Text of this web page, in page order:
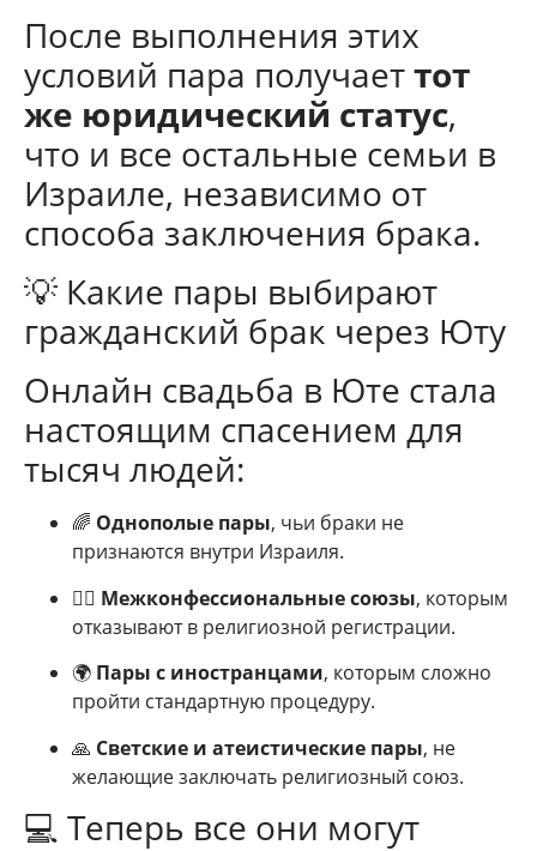
После выполнения этих
условий пара получаеттот
же юридический статус,
что и все остальные семьи в
Израиле, независимо от
способа заключения брака.
💡 Какие пары выбирают
гражданский брак через Юту
Онлайн свадьба в Юте стала
настоящим спасением для
тысяч людей:
🌈 Однополые пары, чьи браки не
признаются внутри Израиля.
🏳️‍🌈 Межконфессиональные союзы, которым
отказывают в религиозной регистрации.
🌍 Пары с иностранцами, которым сложно
пройти стандартную процедуру.
🙏 Светские и атеистические пары, не
желающие заключать религиозный союз.
💻 Теперь все они могут